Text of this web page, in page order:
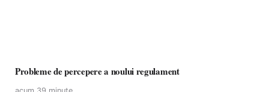
Probleme de percepere a noului regulament